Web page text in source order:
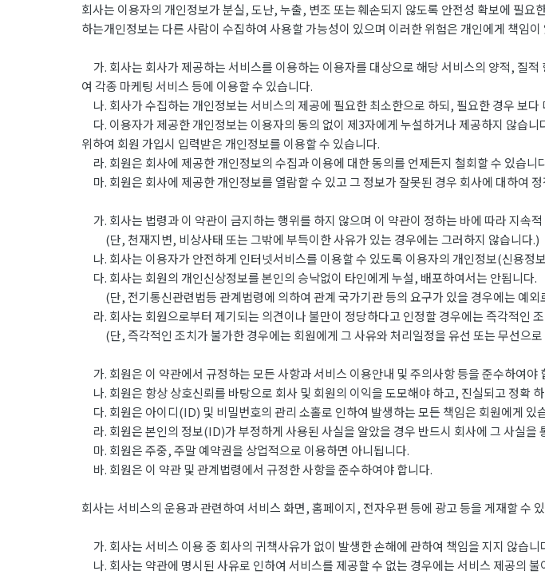
회사는 이용자의 개인정보가 분실, 도난, 누출, 변조 또는 훼손되지 않도록 안전성 확보에 필
하는개인정보는 다른 사람이 수집하여 사용할 가능성이 있으며 이러한 위험은 개인에게 책임
가. 회사는 회사가 제공하는 서비스를 이용하는 이용자를 대상으로 해당 서비스의 양적, 질
여 각종 마케팅 서비스 등에 이용할 수 있습니다.
나. 회사가 수집하는 개인정보는 서비스의 제공에 필요한 최소한으로 하되, 필요한 경우 보다
다. 이용자가 제공한 개인정보는 이용자의 동의 없이 제3자에게 누설하거나 제공하지 않습
위하여 회원 가입시 입력받은 개인정보를 이용할 수 있습니다.
라. 회원은 회사에 제공한 개인정보의 수집과 이용에 대한 동의를 언제든지 철회할 수 있습니
마. 회원은 회사에 제공한 개인정보를 열람할 수 있고 그 정보가 잘못된 경우 회사에 대하여
가. 회사는 법령과 이 약관이 금지하는 행위를 하지 않으며 이 약관이 정하는 바에 따라 지속
(단, 천재지변, 비상사태 또는 그밖에 부득이한 사유가 있는 경우에는 그러하지 않습니다.)
나. 회사는 이용자가 안전하게 인터넷서비스를 이용할 수 있도록 이용자의 개인정보(신용정
다. 회사는 회원의 개인신상정보를 본인의 승낙없이 타인에게 누설, 배포하여서는 안됩니다.
(단, 전기통신관련법등 관계법령에 의하여 관계 국가기관 등의 요구가 있을 경우에는 예외
라. 회사는 회원으로부터 제기되는 의견이나 불만이 정당하다고 인정할 경우에는 즉각적인
(단, 즉각적인 조치가 불가한 경우에는 회원에게 그 사유와 처리일정을 유선 또는 무선으로
가. 회원은 이 약관에서 규정하는 모든 사항과 서비스 이용안내 및 주의사항 등을 준수하여야
나. 회원은 항상 상호신뢰를 바탕으로 회사 및 회원의 이익을 도모해야 하고, 진실되고 정확
다. 회원은 아이디(ID) 및 비밀번호의 관리 소홀로 인하여 발생하는 모든 책임은 회원에게 있
라. 회원은 본인의 정보(ID)가 부정하게 사용된 사실을 알았을 경우 반드시 회사에 그 사실을
마. 회원은 주중, 주말 예약권을 상업적으로 이용하면 아니됩니다.
바. 회원은 이 약관 및 관계법령에서 규정한 사항을 준수하여야 합니다.
회사는 서비스의 운용과 관련하여 서비스 화면, 홈페이지, 전자우편 등에 광고 등을 게재할 수
가. 회사는 서비스 이용 중 회사의 귀책사유가 없이 발생한 손해에 관하여 책임을 지지 않습니
나. 회사는 약관에 명시된 사유로 인하여 서비스를 제공할 수 없는 경우에는 서비스 제공의